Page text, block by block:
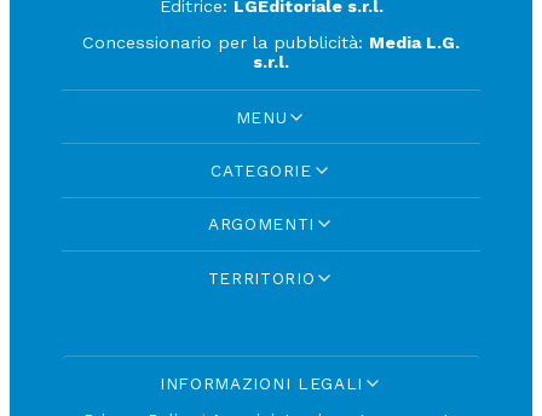
Editrice: LGEditoriale s.r.l.
Concessionario per la pubblicità: Media L.G.
s.r.l.
MENU
CATEGORIE
ARGOMENTI
TERRITORIO
INFORMAZIONI LEGALI